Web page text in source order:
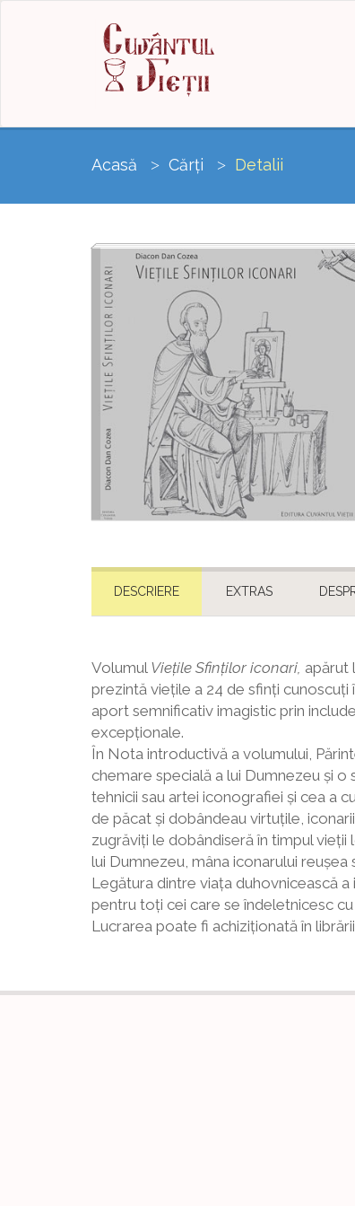
Acasă Cărți Detalii
DESCRIERE EXTRAS
Volumul Viețile Sfinților iconari, apărut
prezintă viețile a 24 de sfinți
aport semnificativ imagistic prin
excepționale.
În Nota introductivă a volumului,
chemare specială a lui Dumnezeu și o
tehnicii sau artei iconografiei și cea a
de păcat și dobândeau virtuțile,
zugrăviți le dobândiseră în timpul
lui Dumnezeu, mâna iconarului
Legătura dintre viața duhovnicească
pentru toți cei care se îndeletnicesc
Lucrarea poate fi achiziționată în